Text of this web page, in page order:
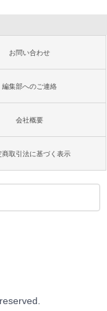
お問い合わせ
編集部へのご連絡
会社概要
商取引法に基づく表示